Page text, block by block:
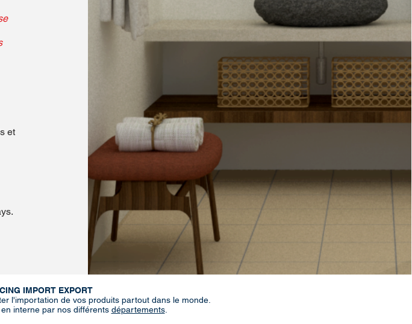
et
IMPORT EXPORT
l'importation de vos produits partout dans le monde.
interne par nos différents départements.